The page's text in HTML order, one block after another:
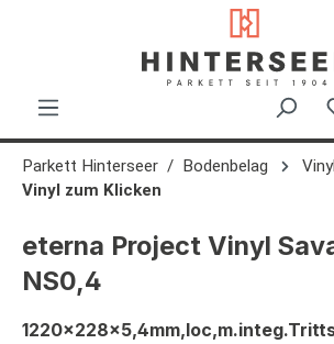
Parkett Hinterseer Bodenbelag
Vinyl
Vinyl zum Klicken
eterna Project Vinyl
NS0,4